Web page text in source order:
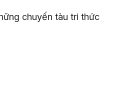
chuyến tàu tri thức